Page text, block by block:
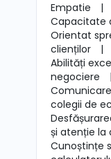
Empatie
|
Capacitate
Orientat
clienților
|
Abilități
negociere
|
colegii de
și atenție la
Cunoștințe